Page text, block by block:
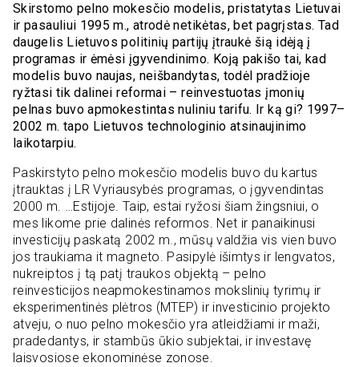
Skirstomo pelno mokesčio modelis, pristatytas Lietuvai
ir pasauliui 1995 m., atrodė netikėtas, bet pagrįstas. Tad
daugelis Lietuvos politinių partijų įtraukė šią idėją į
programas ir ėmėsi įgyvendinimo. Koją pakišo tai, kad
modelis buvo naujas, neišbandytas, todėl pradžioje
ryžtasi tik dalinei reformai – reinvestuotas įmonių
pelnas buvo apmokestintas nuliniu tarifu. Ir ką gi? 1997–
2002 m. tapo Lietuvos technologinio atsinaujinimo
laikotarpiu.
Paskirstyto pelno mokesčio modelis buvo du kartus
įtrauktas į LR Vyriausybės programas, o įgyvendintas
2000 m. …Estijoje. Taip, estai ryžosi šiam žingsniui, o
mes likome prie dalinės reformos. Net ir panaikinusi
investicijų paskatą 2002 m., mūsų valdžia vis vien buvo
jos traukiama it magneto. Pasipylė išimtys ir lengvatos,
nukreiptos į tą patį traukos objektą – pelno
reinvesticijos neapmokestinamos mokslinių tyrimų ir
eksperimentinės plėtros (MTEP) ir investicinio projekto
atveju, o nuo pelno mokesčio yra atleidžiami ir maži,
pradedantys, ir stambūs ūkio subjektai, ir investavę
laisvosiose ekonominėse zonose.